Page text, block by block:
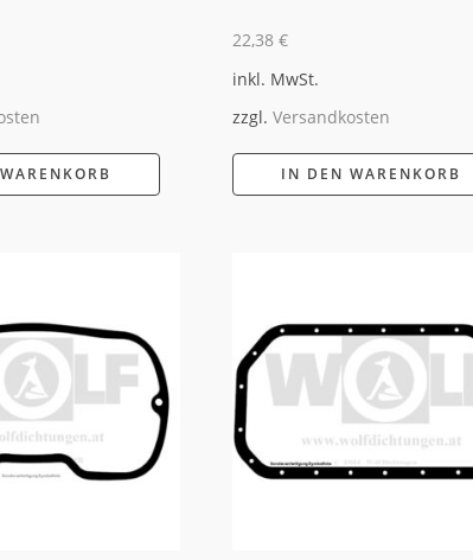
22,38 €
inkl. MwSt.
zzgl. Versandkosten
IN DEN WARENKORB